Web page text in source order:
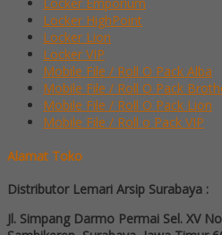
Locker HighPoint
Locker Lion
Locker VIP
Mobile File / Roll O Pack Alba
Mobile File / Roll O Pack
Mobile File / Roll O Pack Lion
Mobile File / Roll o Pack VIP
Alamat Toko
Distributor Lemari Arsip Surabaya :
Jl. Simpang Darmo Permai Sel. XV